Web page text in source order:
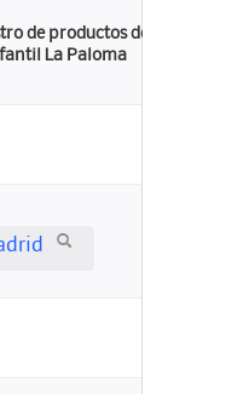
de productos de
La Paloma